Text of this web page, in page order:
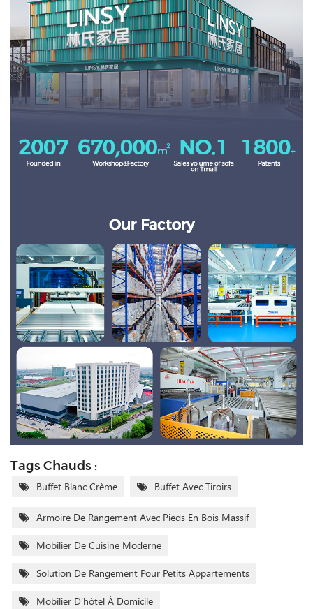
Tags Chauds :
Buffet Blanc Crème Buffet Avec Tiroirs
Armoire De Rangement Avec Pieds En Bois Massif
Mobilier De Cuisine Moderne
Solution De Rangement Pour Petits Appartements
Mobilier D'hôtel À Domicile